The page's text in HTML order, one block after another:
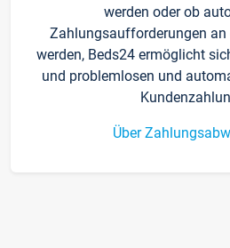
werden oder ob
Zahlungsaufforderungen an
werden, Beds24 ermöglicht
und problemlosen und
Über